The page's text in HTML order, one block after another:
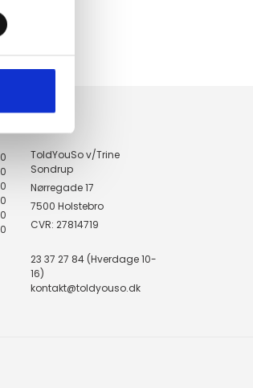
KONTAKT
ToldYouSo v/Trine
Sondrup
Nørregade 17
7500 Holstebro
CVR: 27814719
23 37 27 84 (Hverdage 10-
16)
kontakt@toldyouso.dk